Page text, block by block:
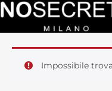
Impossibile